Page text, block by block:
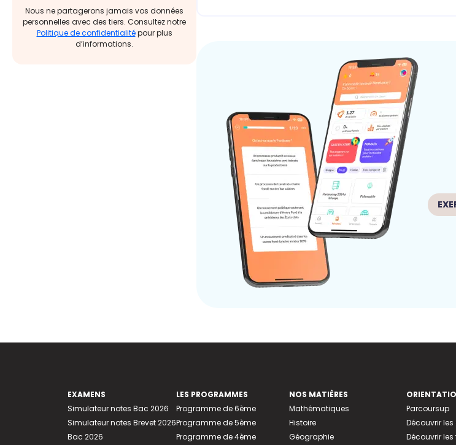
Nous ne partagerons jamais vos données
personnelles avec des tiers. Consultez notre
Politique de confidentialitépour plus
d’informations.
EXAMENS
Simulateur notes Bac 2026
Simulateur notes Brevet 2026
Bac 2026
LES PROGRAMMES
Programme de 6ème
Programme de 5ème
Programme de 4ème
NOS MATIÈRES
Mathématiques
Histoire
Géographie
Parcoursup
Découvrir
Découvrir